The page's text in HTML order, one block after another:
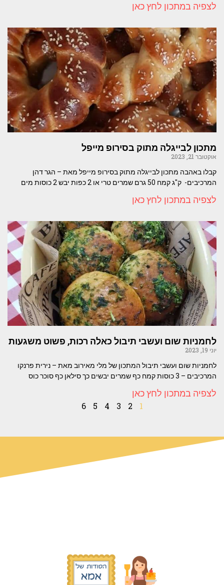
לצפיה במתכון לחץ כאן
מתכון לבייגלה מתוק בסירופ מייפל
אוקטובר 21, 2023
קבלו באהבה מתכון לבייגלה מתוק בסירופ מייפל מאת – הגר דהן
המרכיבים- ק"ג קמח 50 גרם שמרים טרי או 2 כפות יבש 2 כוסות מים
לצפיה במתכון לחץ כאן
לחמניות שום ועשבי תיבול כאלה רכות, פשוט משגעות
יוני 19, 2023
לחמניות שום ועשבי תיבול המתכון של מלי מאירוב מאת – נירית פרנקו
המרכיבים – 3 כוסות קמח כף שמרים יבשים כך סילאן כף סוכר כוס
לצפיה במתכון לחץ כאן
1
2
3
4
5
6